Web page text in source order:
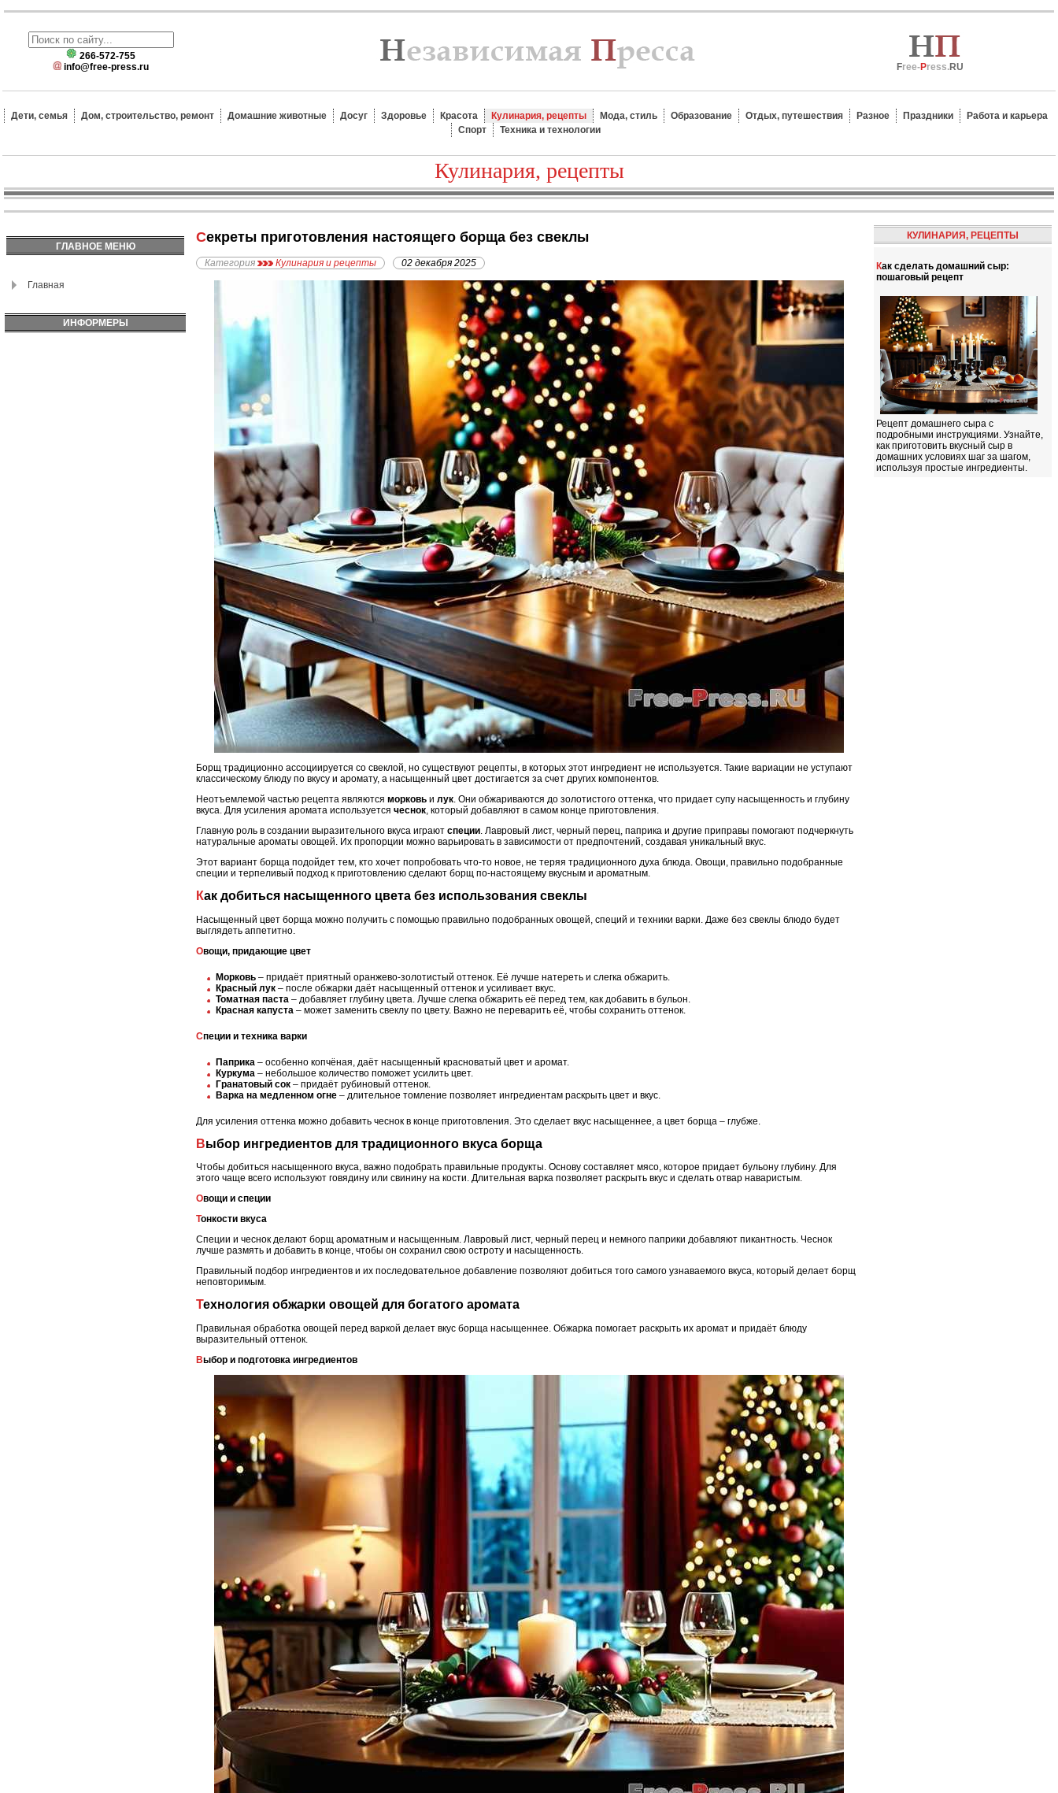
266-572-755
info@free-press.ru
Free-Press.RU
Дети, семья Дом, строительство, ремонт Домашние животные Досуг Здоровье Красота Кулинария, рецепты Мода, стиль Образование Отдых, путешествия Разное Праздники
Работа и карьера
Спорт
Техника и технологии
Кулинария, рецепты
ГЛАВНОЕ МЕНЮ
Главная
ИНФОРМЕРЫ
Секреты приготовления настоящего борща без свеклы
Категория Кулинария и рецепты 02 декабря 2025
Борщ традиционно ассоциируется со свеклой, но существуют рецепты, в которых этот ингредиент не используется. Такие вариации не уступают
классическому блюду по вкусу и аромату, а насыщенный цвет достигается за счет других компонентов.
Неотъемлемой частью рецепта являются морковь и лук. Они обжариваются до золотистого оттенка, что придает супу насыщенность и глубину
вкуса. Для усиления аромата используется чеснок, который добавляют в самом конце приготовления.
Главную роль в создании выразительного вкуса играют специи. Лавровый лист, черный перец, паприка и другие приправы помогают подчеркнуть
натуральные ароматы овощей. Их пропорции можно варьировать в зависимости от предпочтений, создавая уникальный вкус.
Этот вариант борща подойдет тем, кто хочет попробовать что-то новое, не теряя традиционного духа блюда. Овощи, правильно подобранные
специи и терпеливый подход к приготовлению сделают борщ по-настоящему вкусным и ароматным.
Как добиться насыщенного цвета без использования свеклы
Насыщенный цвет борща можно получить с помощью правильно подобранных овощей, специй и техники варки. Даже без свеклы блюдо будет
выглядеть аппетитно.
Овощи, придающие цвет
Морковь – придаёт приятный оранжево-золотистый оттенок. Её лучше натереть и слегка обжарить.
Красный лук – после обжарки даёт насыщенный оттенок и усиливает вкус.
Томатная паста – добавляет глубину цвета. Лучше слегка обжарить её перед тем, как добавить в бульон.
Красная капуста – может заменить свеклу по цвету. Важно не переварить её, чтобы сохранить оттенок.
Специи и техника варки
Паприка – особенно копчёная, даёт насыщенный красноватый цвет и аромат.
Куркума – небольшое количество поможет усилить цвет.
Гранатовый сок – придаёт рубиновый оттенок.
Варка на медленном огне – длительное томление позволяет ингредиентам раскрыть цвет и вкус.
Для усиления оттенка можно добавить чеснок в конце приготовления. Это сделает вкус насыщеннее, а цвет борща – глубже.
Выбор ингредиентов для традиционного вкуса борща
Чтобы добиться насыщенного вкуса, важно подобрать правильные продукты. Основу составляет мясо, которое придает бульону глубину. Для
этого чаще всего используют говядину или свинину на кости. Длительная варка позволяет раскрыть вкус и сделать отвар наваристым.
Овощи и специи
Тонкости вкуса
Специи и чеснок делают борщ ароматным и насыщенным. Лавровый лист, черный перец и немного паприки добавляют пикантность. Чеснок
лучше размять и добавить в конце, чтобы он сохранил свою остроту и насыщенность.
Правильный подбор ингредиентов и их последовательное добавление позволяют добиться того самого узнаваемого вкуса, который делает борщ
неповторимым.
Технология обжарки овощей для богатого аромата
Правильная обработка овощей перед варкой делает вкус борща насыщеннее. Обжарка помогает раскрыть их аромат и придаёт блюду
выразительный оттенок.
Выбор и подготовка ингредиентов
КУЛИНАРИЯ, РЕЦЕПТЫ
Как сделать домашний сыр:
пошаговый рецепт
Рецепт домашнего сыра с
подробными инструкциями. Узнайте,
как приготовить вкусный сыр в
домашних условиях шаг за шагом,
используя простые ингредиенты.